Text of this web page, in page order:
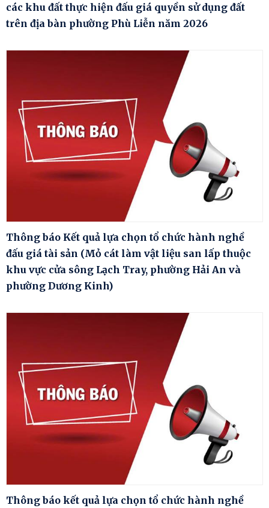
các khu đất thực hiện đấu giá quyền sử dụng đất
trên địa bàn phường Phù Liễn năm 2026
Thông báo Kết quả lựa chọn tổ chức hành nghề
đấu giá tài sản (Mỏ cát làm vật liệu san lấp thuộc
khu vực cửa sông Lạch Tray, phường Hải An và
phường Dương Kinh)
Thông báo kết quả lựa chọn tổ chức hành nghề